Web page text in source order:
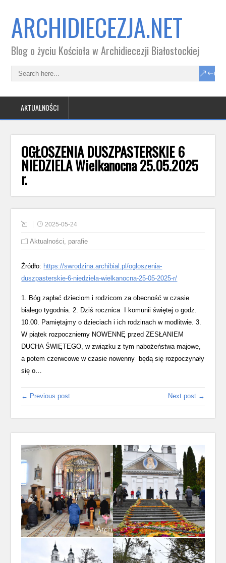
ARCHIDIECEZJA.NET
Blog o życiu Kościoła w Archidiecezji Białostockiej
AKTUALNOŚCI
OGŁOSZENIA DUSZPASTERSKIE 6
NIEDZIELA Wielkanocna 25.05.2025
r.
2025-05-24
Aktualności, parafie
Źródło: https://swrodzina.archibial.pl/ogloszenia-
duszpasterskie-6-niedziela-wielkanocna-25-05-2025-r/
1. Bóg zapłać dzieciom i rodzicom za obecność w czasie
białego tygodnia. 2. Dziś rocznica I komunii świętej o godz.
10.00. Pamiętajmy o dzieciach i ich rodzinach w modlitwie. 3.
W piątek rozpoczniemy NOWENNĘ przed ZESŁANIEM
DUCHA ŚWIĘTEGO, w związku z tym nabożeństwa majowe,
a potem czerwcowe w czasie nowenny będą się rozpoczynały
się o…
← Previous post Next post →